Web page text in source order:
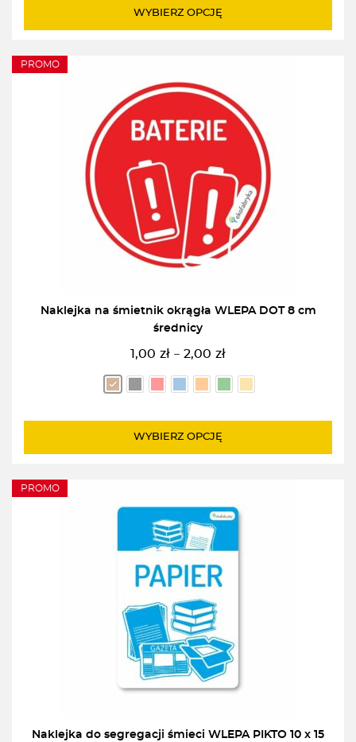
WYBIERZ OPCJĘ
PROMO
Naklejka na śmietnik okrągła WLEPA DOT 8 cm
średnicy
1,00 zł – 2,00 zł
Zakres
cen:
od
do
WYBIERZ OPCJĘ
PROMO
Naklejka do segregacji śmieci WLEPA PIKTO 10 x 15